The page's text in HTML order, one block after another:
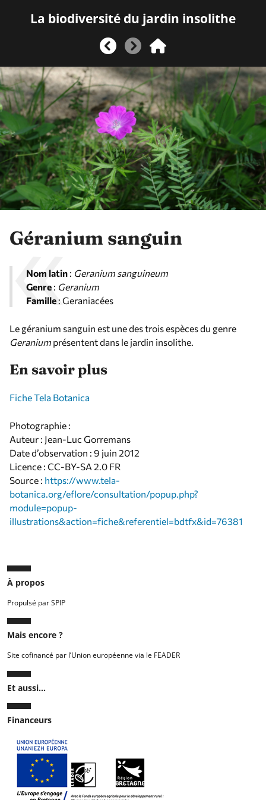
La biodiversité du jardin insolithe
Géranium sanguin
Nom latin : Geranium sanguineum
Genre : Geranium
Famille: Geraniacées
Le géranium sanguin est une des trois espèces du genre
Geraniumprésentent dans le jardin insolithe.
En savoir plus
Fiche Tela Botanica
Photographie :
Auteur : Jean-Luc Gorremans
Date d’observation : 9 juin 2012
Licence : CC-BY-SA 2.0 FR
Source : https://www.tela-
botanica.org/eflore/consultation/popup.php?
module=popup-
illustrations&action=fiche&referentiel=bdtfx&id=76381
À propos
Propulsé par SPIP
Mais encore ?
Site cofinancé par l’Union européenne via le FEADER
Et aussi...
Financeurs